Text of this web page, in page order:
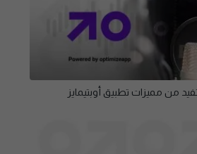
من مميزات تطبيق أوبتيمايز